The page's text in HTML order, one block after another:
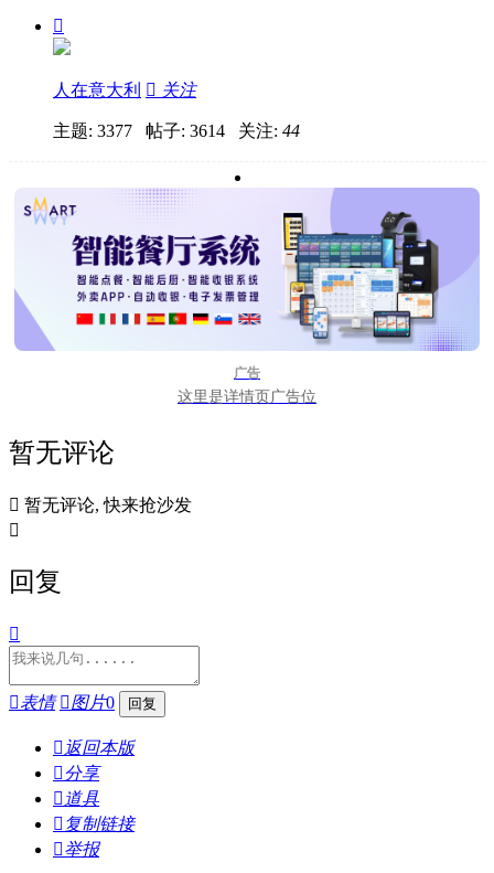

人在意大利  关注
主题: 3377 帖子: 3614 关注: 44
广告
这里是详情页广告位
暂无评论
 暂无评论, 快来抢沙发

回复

表情 图片0
 返回本版
分享
 道具
 复制链接
举报